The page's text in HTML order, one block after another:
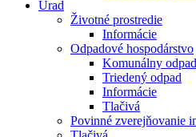
Úrad
Životné prostredie
Informácie
Odpadové hospodárstvo
Komunálny odpad
Triedený odpad
Informácie
Tlačivá
Povinné zverejňovanie